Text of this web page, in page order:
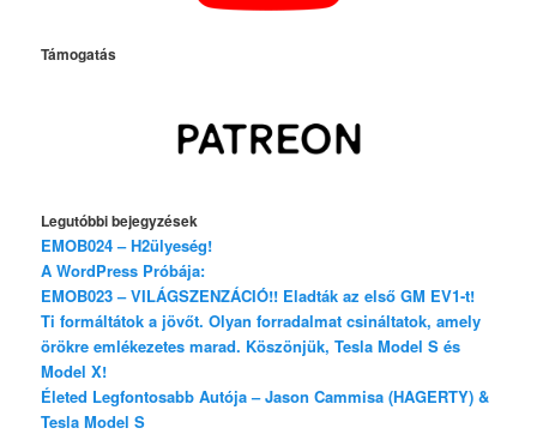
Támogatás
Legutóbbi bejegyzések
EMOB024 – H2ülyeség!
A WordPress Próbája:
EMOB023 – VILÁGSZENZÁCIÓ!! Eladták az első GM EV1-t!
Ti formáltátok a jövőt. Olyan forradalmat csináltatok, amely
örökre emlékezetes marad. Köszönjük, Tesla Model S és
Model X!
Életed Legfontosabb Autója – Jason Cammisa (HAGERTY) &
Tesla Model S